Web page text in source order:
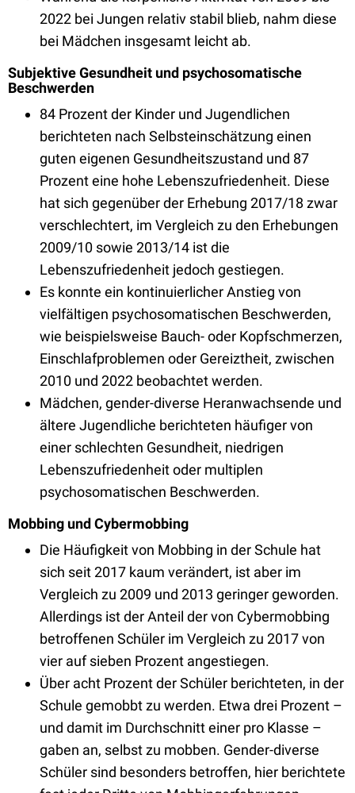
2022 bei Jungen relativ stabil blieb, nahm diese
bei Mädchen insgesamt leicht ab.
Subjektive Gesundheit und psychosomatische
Beschwerden
84 Prozent der Kinder und Jugendlichen
berichteten nach Selbsteinschätzung einen
guten eigenen Gesundheitszustand und 87
Prozent eine hohe Lebenszufriedenheit. Diese
hat sich gegenüber der Erhebung 2017/18 zwar
verschlechtert, im Vergleich zu den Erhebungen
2009/10 sowie 2013/14 ist die
Lebenszufriedenheit jedoch gestiegen.
Es konnte ein kontinuierlicher Anstieg von
vielfältigen psychosomatischen Beschwerden,
wie beispielsweise Bauch- oder Kopfschmerzen,
Einschlafproblemen oder Gereiztheit, zwischen
2010 und 2022 beobachtet werden.
Mädchen, gender-diverse Heranwachsende und
ältere Jugendliche berichteten häufiger von
einer schlechten Gesundheit, niedrigen
Lebenszufriedenheit oder multiplen
psychosomatischen Beschwerden.
Mobbing und Cybermobbing
Die Häufigkeit von Mobbing in der Schule hat
sich seit 2017 kaum verändert, ist aber im
Vergleich zu 2009 und 2013 geringer geworden.
Allerdings ist der Anteil der von Cybermobbing
betroffenen Schüler im Vergleich zu 2017 von
vier auf sieben Prozent angestiegen.
Über acht Prozent der Schüler berichteten, in der
Schule gemobbt zu werden. Etwa drei Prozent –
und damit im Durchschnitt einer pro Klasse –
gaben an, selbst zu mobben. Gender-diverse
Schüler sind besonders betroffen, hier berichtete